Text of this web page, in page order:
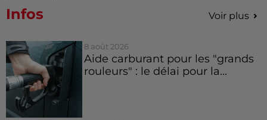
Infos Voir plus
8 août 2026
Aide carburant pour les "grands
rouleurs" : le délai pour la...